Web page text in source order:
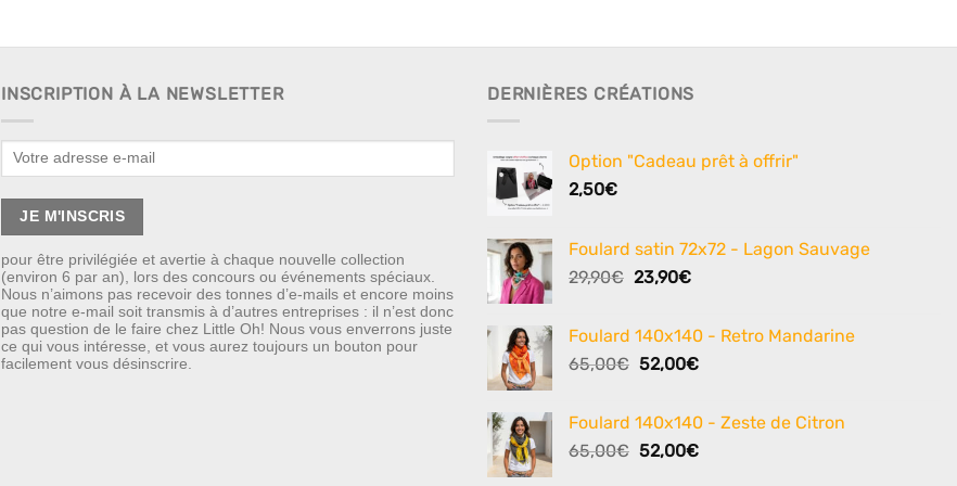
INSCRIPTION À LA NEWSLETTER
pour être privilégiée et avertie à chaque nouvelle collection
(environ 6 par an), lors des concours ou événements spéciaux.
Nous n’aimons pas recevoir des tonnes d’e-mails et encore moins
que notre e-mail soit transmis à d’autres entreprises : il n’est donc
pas question de le faire chez Little Oh! Nous vous enverrons juste
ce qui vous intéresse, et vous aurez toujours un bouton pour
facilement vous désinscrire.
DERNIÈRES CRÉATIONS
Option "Cadeau prêt à offrir"
2,50€
Foulard satin 72x72 - Lagon Sauvage
29,90€ Le
était :
29,90€.
23,90€Le
est :
23,90€.
Foulard 140x140 - Retro Mandarine
65,00€ Le
était :
65,00€.
52,00€Le
est :
52,00€.
Foulard 140x140 - Zeste de Citron
65,00€ Le
52,00€Le